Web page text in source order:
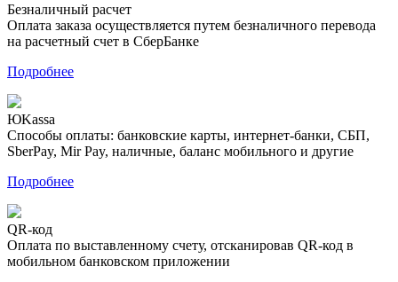
Безналичный расчет
Оплата заказа осуществляется путем безналичного перевода
на расчетный счет в СберБанке
Подробнее
ЮKassa
Способы оплаты: банковские карты, интернет-банки, СБП,
SberPay, Mir Pay, наличные, баланс мобильного и другие
Подробнее
QR-код
Оплата по выставленному счету, отсканировав QR-код в
мобильном банковском приложении